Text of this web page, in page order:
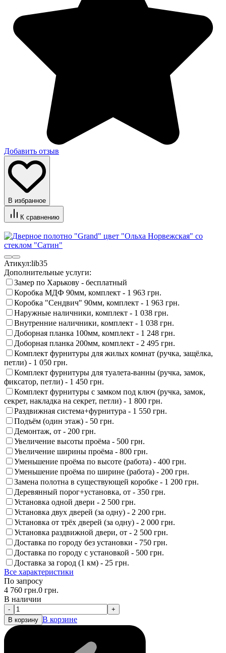
Добавить отзыв
В избранное
К сравнению
Атикул:lib35
Дополнительные услуги:
Замер по Харькову - бесплатный
Коробка МДФ 90мм, комплект - 1 963 грн.
Коробка "Сендвич" 90мм, комплект - 1 963 грн.
Наружные наличники, комплект - 1 038 грн.
Внутренние наличники, комплект - 1 038 грн.
Доборная планка 100мм, комплект - 1 248 грн.
Доборная планка 200мм, комплект - 2 495 грн.
Комплект фурнитуры для жилых комнат (ручка, защёлка,
петли) - 1 050 грн.
Комплект фурнитуры для туалета-ванны (ручка, замок,
фиксатор, петли) - 1 450 грн.
Комплект фурнитуры с замком под ключ (ручка, замок,
секрет, накладка на секрет, петли) - 1 800 грн.
Раздвижная система+фурнитура - 1 550 грн.
Подъём (один этаж) - 50 грн.
Демонтаж, от - 200 грн.
Увеличение высоты проёма - 500 грн.
Увеличение ширины проёма - 800 грн.
Уменьшение проёма по высоте (работа) - 400 грн.
Уменьшение проёма по ширине (работа) - 200 грн.
Замена полотна в существующей коробке - 1 200 грн.
Деревянный порог+установка, от - 350 грн.
Установка одной двери - 2 500 грн.
Установка двух дверей (за одну) - 2 200 грн.
Установка от трёх дверей (за одну) - 2 000 грн.
Установка раздвижной двери, от - 2 500 грн.
Доставка по городу без установки - 750 грн.
Доставка по городу с установкой - 500 грн.
Доставка за город (1 км) - 25 грн.
Все характеристики
По запросу
4 760 грн.0 грн.
В наличии
-
+
В корзину В корзине